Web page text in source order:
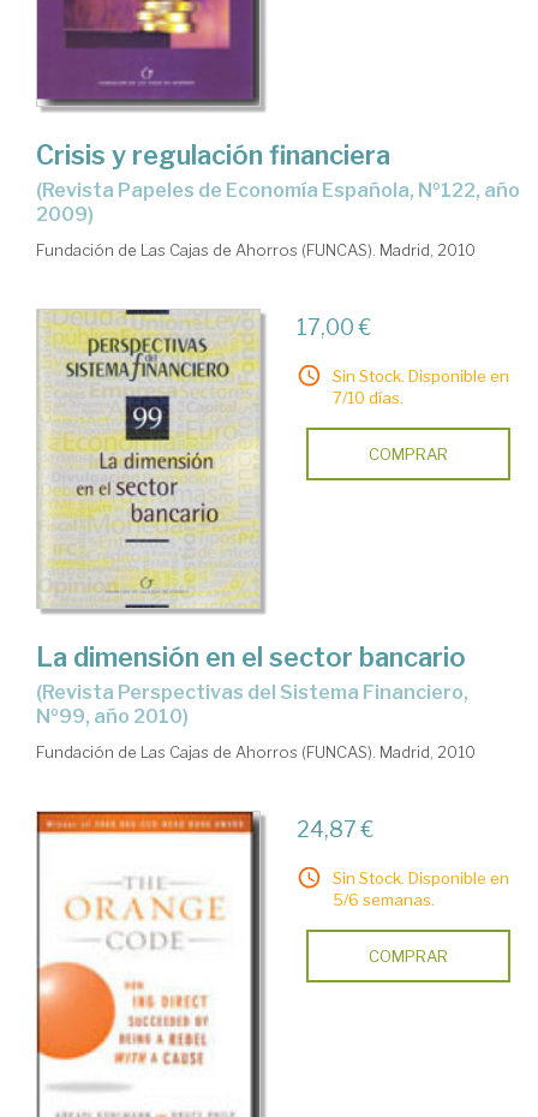
Crisis y regulación financiera
(Revista Papeles de Economía Española, Nº122, año
2009)
Fundación de Las Cajas de Ahorros (FUNCAS). Madrid, 2010
17,00 €
Sin Stock. Disponible en
7/10 días.
COMPRAR
La dimensión en el sector bancario
(Revista Perspectivas del Sistema Financiero,
Nº99, año 2010)
Fundación de Las Cajas de Ahorros (FUNCAS). Madrid, 2010
24,87 €
Sin Stock. Disponible en
5/6 semanas.
COMPRAR